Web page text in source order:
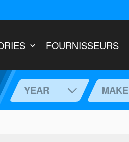
FOURNISSEURS
YEAR MAKE